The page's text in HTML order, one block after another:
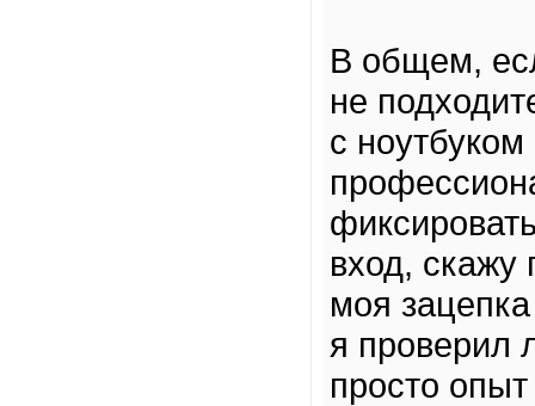
В общем,
не
с
вход, скажу
моя
я проверил
просто